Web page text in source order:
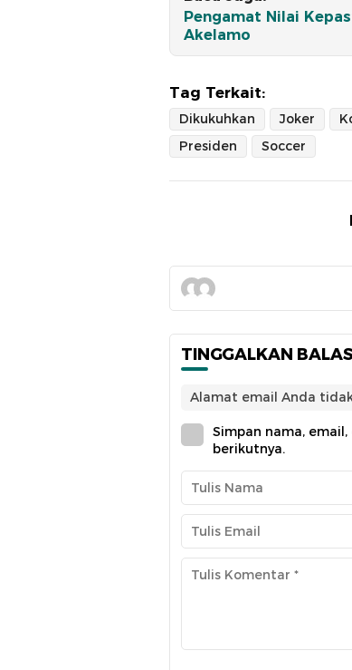
Pengamat Nilai
Akelamo
Tag Terkait:
Dikukuhkan Joker
Presiden
Soccer
TINGGALKAN
Alamat email Anda
Simpan nama,
berikutnya.